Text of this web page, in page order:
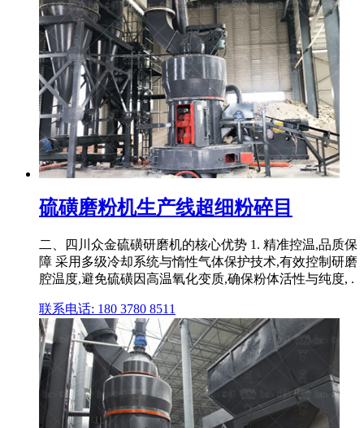
硫磺磨粉机生产线超细粉碎目
‌二、四川众金硫磺研磨机的核心优势‌ ‌1. 精准控温,品质保
障‌ 采用‌多级冷却系统‌与‌惰性气体保护技术‌,有效控制研磨
腔温度,避免硫磺因高温氧化变质,确保粉体活性与纯度, .
联系电话: 180 3780 8511